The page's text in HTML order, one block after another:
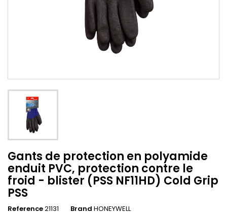
Gants de protection en polyamide
enduit PVC, protection contre le
froid - blister (PSS NF11HD) Cold Grip
PSS
Reference21131 Brand HONEYWELL